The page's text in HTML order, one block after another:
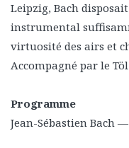
Leipzig, Bach
instrumental
virtuosité des airs et
Accompagné par le
Programme
Jean-Sébastien Bach